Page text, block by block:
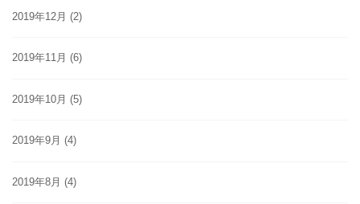
2019年12月 (2)
2019年11月 (6)
2019年10月 (5)
2019年9月 (4)
2019年8月 (4)